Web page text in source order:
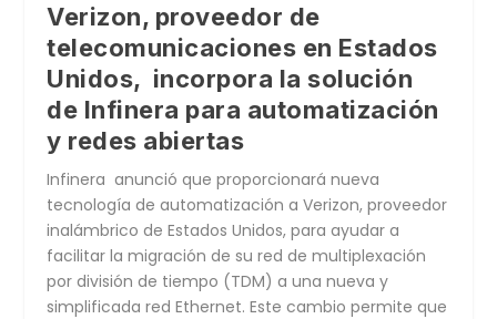
Verizon, proveedor de
telecomunicaciones en Estados
Unidos, incorpora la solución
de Infinera para automatización
y redes abiertas
Infinera anunció que proporcionará nueva
tecnología de automatización a Verizon, proveedor
inalámbrico de Estados Unidos, para ayudar a
facilitar la migración de su red de multiplexación
por división de tiempo (TDM) a una nueva y
simplificada red Ethernet. Este cambio permite que